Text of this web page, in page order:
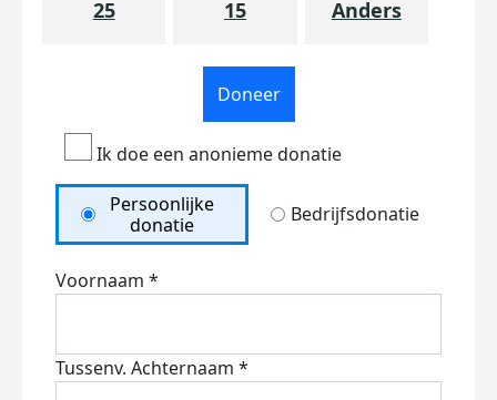
25 15 Anders
Doneer
Ik doe een anonieme donatie
Persoonlijke
donatie
Bedrijfsdonatie
Voornaam *
Tussenv. Achternaam *